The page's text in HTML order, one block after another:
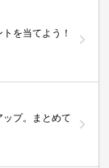
を当てよう！
プ。まとめて